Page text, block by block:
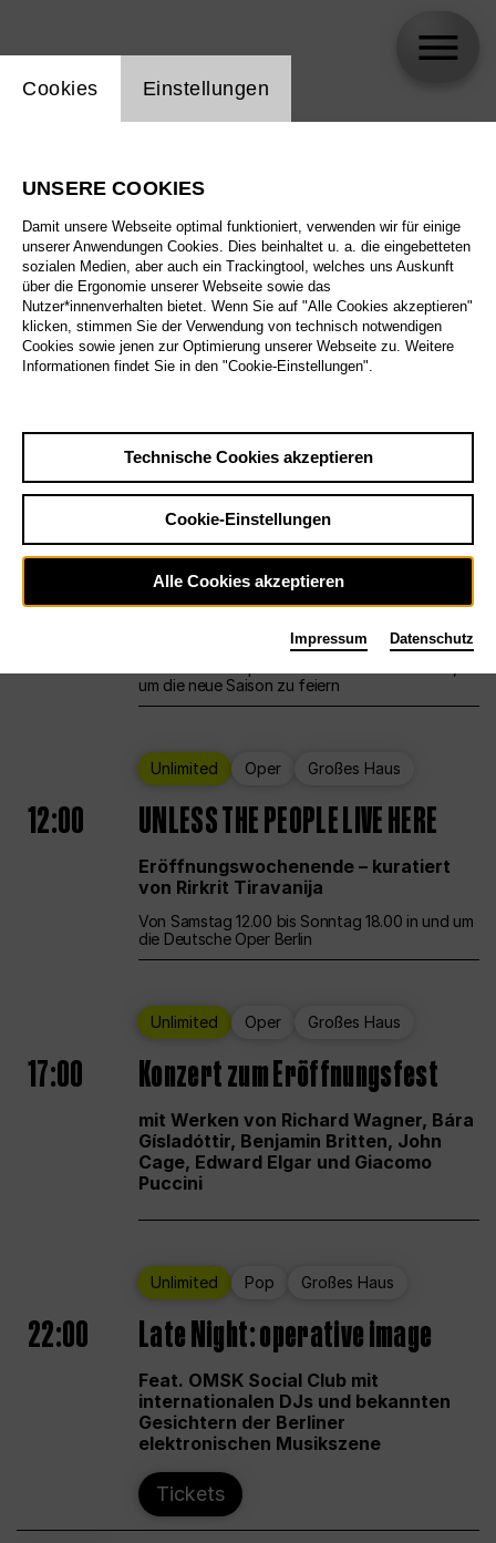
Alle Sparten
Alle Spielstätten
Alle Merkmale
Sa29.8.
Großes Haus
12:00 Eröffnungswochenende
um die neue Saison zu feiern
Unlimited Oper Großes Haus
12:00 UNLESS THE PEOPLE LIVE HERE
Eröffnungswochenende – kuratiert
von Rirkrit Tiravanija
Von Samstag 12.00 bis Sonntag 18.00 in und um
die Deutsche Oper Berlin
Unlimited Oper Großes Haus
17:00 Konzert zum Eröffnungsfest
mit Werken von Richard Wagner, Bára
Gísladóttir, Benjamin Britten, John
Cage, Edward Elgar und Giacomo
Puccini
Unlimited Pop Großes Haus
22:00 Late Night: operative image
Feat. OMSK Social Club mit
internationalen DJs und bekannten
Gesichtern der Berliner
elektronischen Musikszene
Tickets
Einstellung Website Cookie
Cookies Einstellungen
UNSERE COOKIES
Damit unsere Webseite optimal funktioniert, verwenden wir für einige
unserer Anwendungen Cookies. Dies beinhaltet u. a. die eingebetteten
sozialen Medien, aber auch ein Trackingtool, welches uns Auskunft
über die Ergonomie unserer Webseite sowie das
Nutzer*innenverhalten bietet. Wenn Sie auf "Alle Cookies akzeptieren"
klicken, stimmen Sie der Verwendung von technisch notwendigen
Cookies sowie jenen zur Optimierung unserer Webseite zu. Weitere
Informationen findet Sie in den "Cookie-Einstellungen".
Technische Cookies akzeptieren
Cookie-Einstellungen
Alle Cookies akzeptieren
Impressum Datenschutz